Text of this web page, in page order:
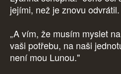
jejími, než je znovu odvrátil.
„A vím, že musím myslet
vaši potřebu, na naši
není mou Lunou."